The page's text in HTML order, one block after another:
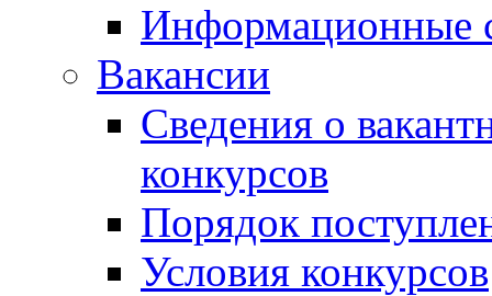
Информационные
Вакансии
Сведения о
конкурсов
Порядок
Условия конкурсов